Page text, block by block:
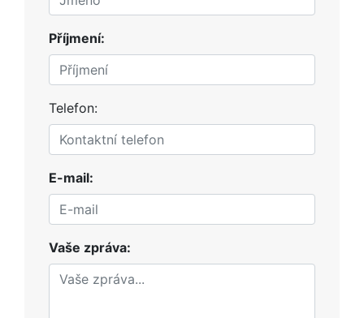
Příjmení:
Telefon:
E-mail:
Vaše zpráva: